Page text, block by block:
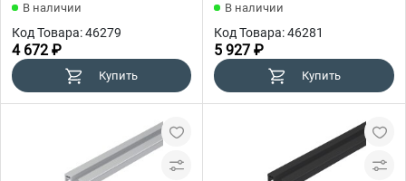
В наличии
Код Товара: 46279
4 672 ₽
Купить
В наличии
Код Товара: 46281
5 927 ₽
Купить